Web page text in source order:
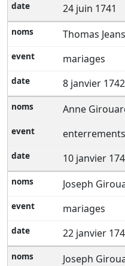
24 juin 1741
Thomas
mariages
8 janvier 1742
Anne
enterrements
10 janvier
Joseph
mariages
22 janvier
Joseph